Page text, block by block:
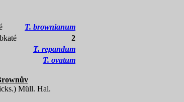
T. brownianum
2
T. repandum
T. ovatum
Müll. Hal.